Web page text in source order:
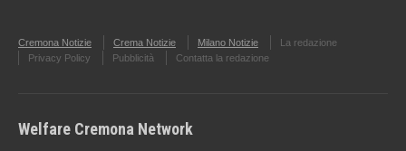
Cremona Notizie Crema Notizie Milano Notizie
La redazione
Privacy Policy
Pubblicità Contatta la redazione
Welfare Cremona Network